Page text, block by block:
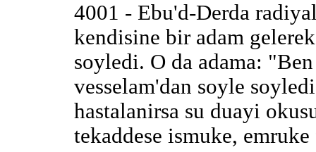
4001 - Ebu'd-Derda
kendisine bir adam
soyledi. O da adama:
vesselam'dan soyle
hastalanirsa su duayi
tekaddese ismuke,